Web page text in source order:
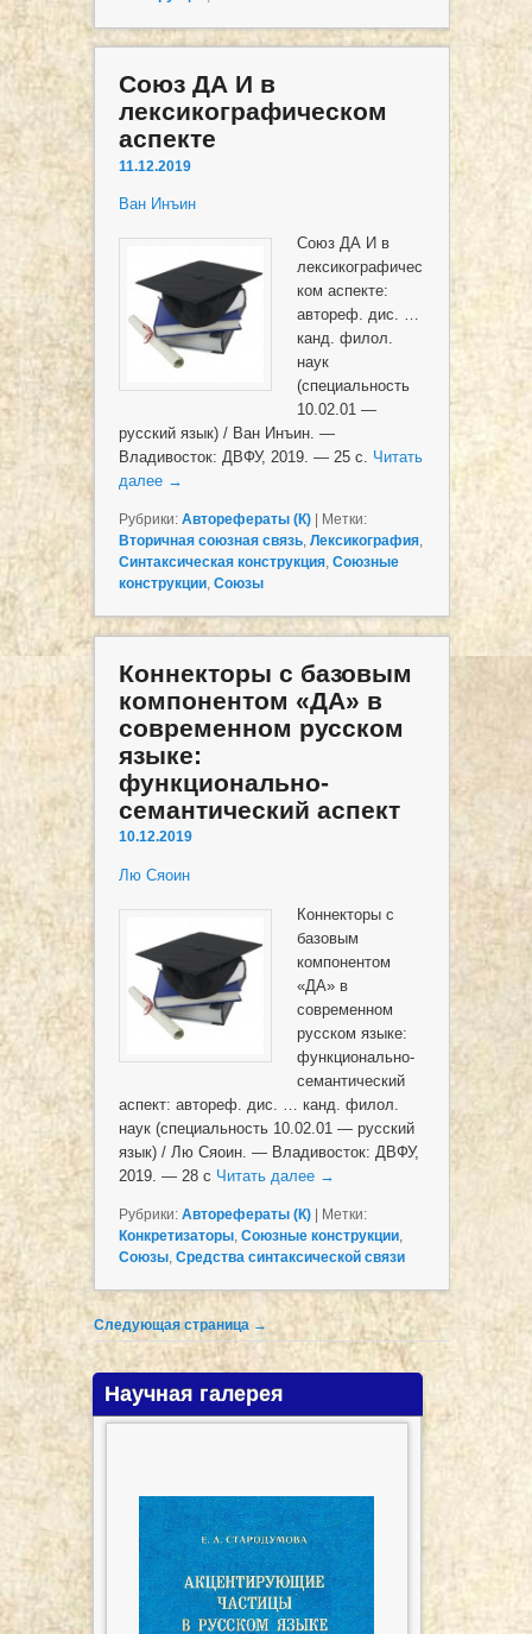
Союз ДА И в
лексикографическом
аспекте
11.12.2019
Ван Инъин
Союз ДА И в
лексикографичес
ком аспекте:
автореф. дис. …
канд. филол.
наук
(специальность
10.02.01 —
русский язык) / Ван Инъин. —
Владивосток: ДВФУ, 2019. — 25 с. Читать
далее →
Рубрики: Авторефераты (К)
Метки:
Вторичная союзная связь, Лексикография,
Синтаксическая конструкция, Союзные
конструкции, Союзы
Коннекторы с базовым
компонентом «ДА» в
современном русском
языке:
функционально-
семантический аспект
10.12.2019
Лю Сяоин
Коннекторы с
базовым
компонентом
«ДА» в
современном
русском языке:
функционально-
семантический
аспект: автореф. дис. … канд. филол.
наук (специальность 10.02.01 — русский
язык) / Лю Сяоин. — Владивосток: ДВФУ,
2019. — 28 с Читать далее →
Рубрики: Авторефераты (К)
Метки:
Конкретизаторы, Союзные конструкции,
Союзы, Средства синтаксической связи
Post navigation
Следующая страница →
Научная галерея